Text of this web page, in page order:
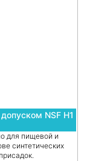
NSF H1
для пищевой и
синтетических